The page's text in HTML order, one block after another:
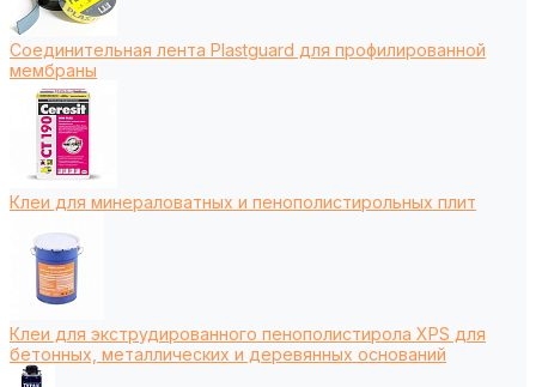
Соединительная лента Plastguard для профилированной
мембраны
Клеи для минераловатных и пенополистирольных плит
Клеи для экструдированного пенополистирола XPS для
бетонных, металлических и деревянных оснований